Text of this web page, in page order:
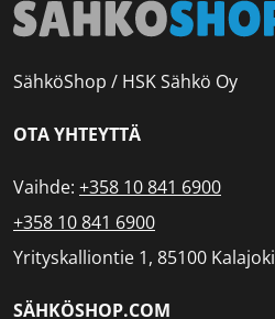
SähköShop / HSK Sähkö Oy
OTA YHTEYTTÄ
Vaihde: +358 10 841 6900
+358 10 841 6900
Yrityskalliontie 1, 85100 Kalajoki
SÄHKÖSHOP.COM